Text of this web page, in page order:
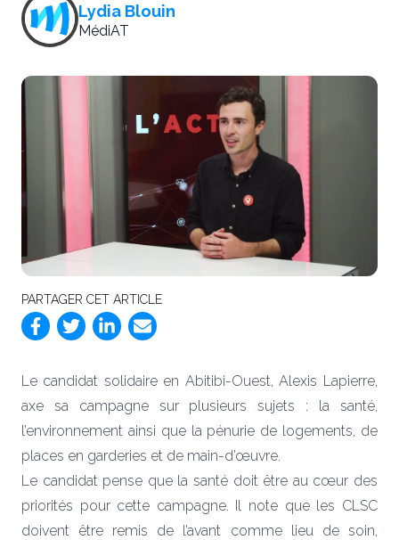
Lydia Blouin
MédiAT
PARTAGER CET ARTICLE
Le candidat solidaire en Abitibi-Ouest, Alexis Lapierre,
axe sa campagne sur plusieurs sujets : la santé,
l’environnement ainsi que la pénurie de logements, de
places en garderies et de main-d’œuvre.
Le candidat pense que la santé doit être au cœur des
priorités pour cette campagne. Il note que les CLSC
doivent être remis de l’avant comme lieu de soin,